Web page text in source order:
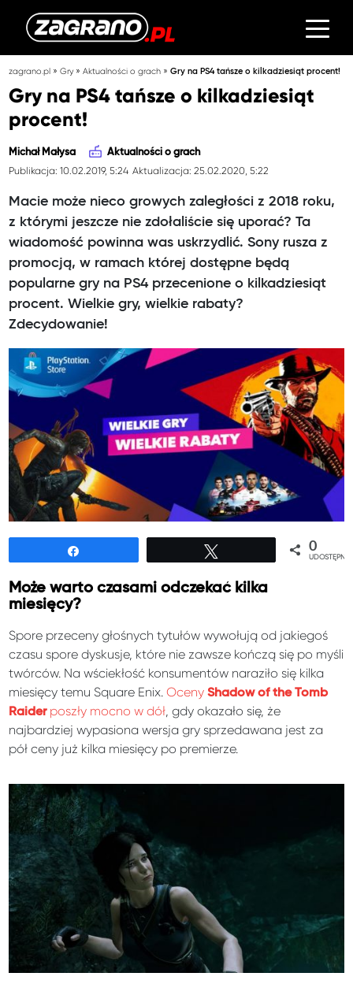
zagrano.pl »Gry»Aktualności o grach »Gry na PS4 tańsze o kilkadziesiąt procent!
Gry na PS4 tańsze o kilkadziesiąt
procent!
Michał Małysa Aktualności o grach
Publikacja: 10.02.2019, 5:24 Aktualizacja: 25.02.2020, 5:22
Macie może nieco growych zaległości z 2018 roku,
z którymi jeszcze nie zdołaliście się uporać? Ta
wiadomość powinna was uskrzydlić. Sony rusza z
promocją, w ramach której dostępne będą
popularne gry na PS4 przecenione o kilkadziesiąt
procent. Wielkie gry, wielkie rabaty?
Zdecydowanie!
0
Może warto czasami odczekać kilka
miesięcy?
Spore przeceny głośnych tytułów wywołują od jakiegoś
czasu spore dyskusje, które nie zawsze kończą się po myśli
twórców. Na wściekłość konsumentów naraziło się kilka
miesięcy temu Square Enix.OcenyShadow of the Tomb
Raiderposzły mocno w dół, gdy okazało się, że
najbardziej wypasiona wersja gry sprzedawana jest za
pół ceny już kilka miesięcy po premierze.